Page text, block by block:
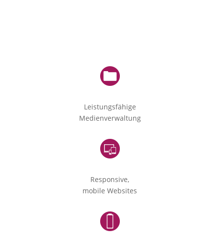
Leistungsfähige
Medienverwaltung
Responsive,
mobile Websites